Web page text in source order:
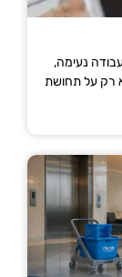
נעימה,
רק על תחושת